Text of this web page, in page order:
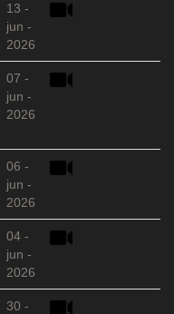
13 -
jun -
2026
07 -
jun -
2026
06 -
jun -
2026
04 -
jun -
2026
30 -